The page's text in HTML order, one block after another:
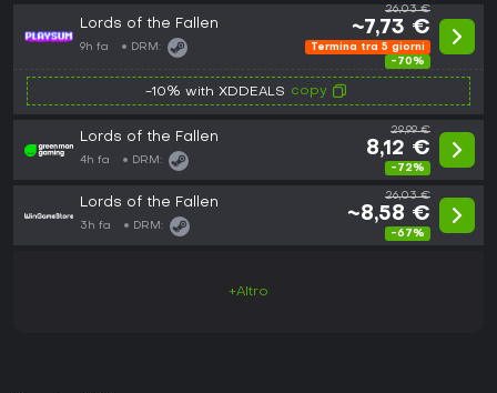
Lords of the Fallen
9h fa DRM:
26,03 €
~7,73 €
Termina tra 5 giorni
-70%
-10% with XDDEALS copy
Lords of the Fallen
4h fa DRM:
29,99 €
8,12 €
-72%
Lords of the Fallen
3h fa DRM:
26,03 €
~8,58 €
-67%
+Altro